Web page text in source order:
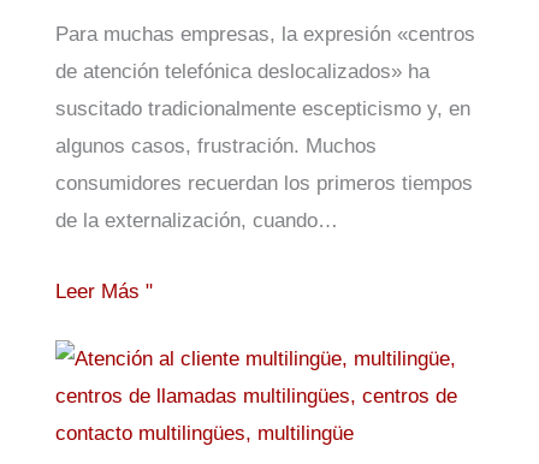
Para muchas empresas, la expresión «centros
de atención telefónica deslocalizados» ha
suscitado tradicionalmente escepticismo y, en
algunos casos, frustración. Muchos
consumidores recuerdan los primeros tiempos
de la externalización, cuando…
Leer Más "